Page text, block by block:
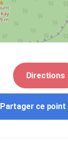
Directions
Partager ce